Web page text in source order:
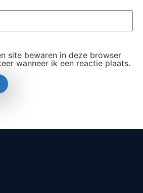
site bewaren in deze browser
wanneer ik een reactie plaats.